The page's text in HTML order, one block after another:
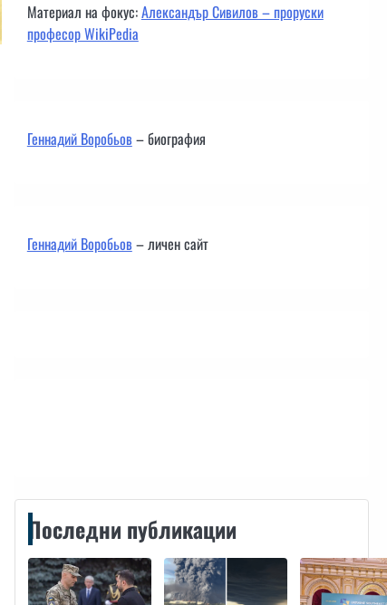
Материал на фокус:Александър Сивилов – проруски
професор WikiPedia
Геннадий Воробьов– биография
Геннадий Воробьов– личен сайт
Последни публикации